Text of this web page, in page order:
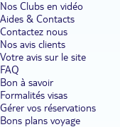
Nos Clubs en vidéo
Aides & Contacts
Contactez nous
Nos avis clients
Votre avis sur le site
FAQ
Bon à savoir
Formalités visas
Gérer vos réservations
Bons plans voyage